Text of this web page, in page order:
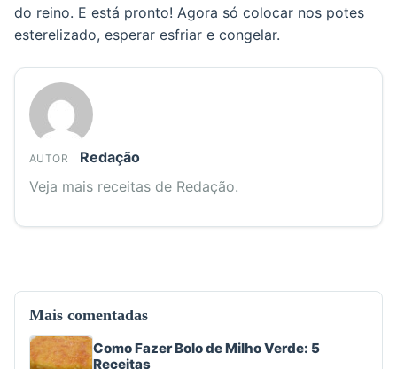
do reino. E está pronto! Agora só colocar nos potes
esterelizado, esperar esfriar e congelar.
AUTOR
Redação
Veja mais receitas de Redação.
Mais comentadas
Como Fazer Bolo de Milho Verde: 5
Receitas